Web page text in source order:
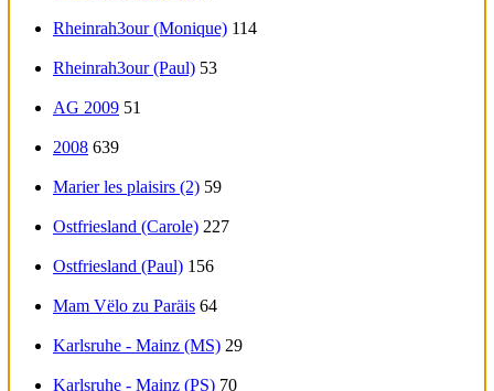
Rheinrah3our (Monique) 114
Rheinrah3our (Paul) 53
AG 2009 51
2008 639
Marier les plaisirs (2) 59
Ostfriesland (Carole) 227
Ostfriesland (Paul) 156
Mam Vëlo zu Paräis 64
Karlsruhe - Mainz (MS) 29
Karlsruhe - Mainz (PS) 70